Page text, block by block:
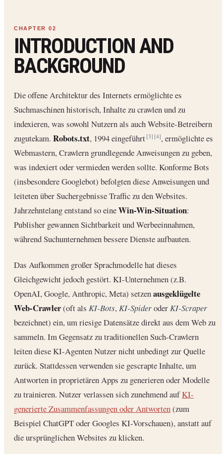
INTRODUCTION AND
BACKGROUND
Die offene Architektur des Internets ermöglichte es
Suchmaschinen historisch, Inhalte zu crawlen und zu
indexieren, was sowohl Nutzern als auch Website-Betreibern
zugutekam. Robots.txt, 1994 eingeführt[3] [4], ermöglichte es
Webmastern, Crawlern grundlegende Anweisungen zu geben,
was indexiert oder vermieden werden sollte. Konforme Bots
(insbesondere Googlebot) befolgten diese Anweisungen und
leiteten über Suchergebnisse Traffic zu den Websites.
Jahrzehntelang entstand so eineWin-Win-Situation:
Publisher gewannen Sichtbarkeit und Werbeeinnahmen,
während Suchunternehmen bessere Dienste aufbauten.
Das Aufkommen großer Sprachmodelle hat dieses
Gleichgewicht jedoch gestört. KI-Unternehmen (z.B.
OpenAI, Google, Anthropic, Meta) setzenausgeklügelte
Web-Crawler(oft als KI-Bots,KI-SpideroderKI-Scraper
bezeichnet) ein, um riesige Datensätze direkt aus dem Web zu
sammeln. Im Gegensatz zu traditionellen Such-Crawlern
leiten diese KI-Agenten Nutzer nicht unbedingt zur Quelle
zurück. Stattdessen verwenden sie gescrapte Inhalte, um
Antworten in proprietären Apps zu generieren oder Modelle
zu trainieren. Nutzer verlassen sich zunehmend aufKI-
generierte Zusammenfassungen oder Antworten(zum
Beispiel ChatGPT oder Googles KI-Vorschauen), anstatt auf
die ursprünglichen Websites zu klicken.